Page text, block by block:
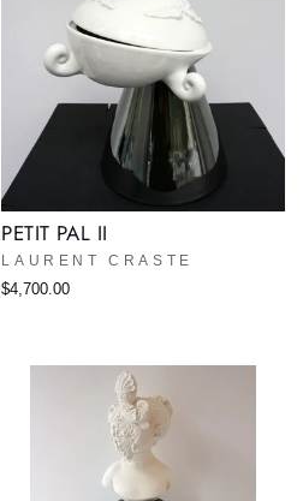
PETIT PAL II
LAURENT CRASTE
$4,700.00